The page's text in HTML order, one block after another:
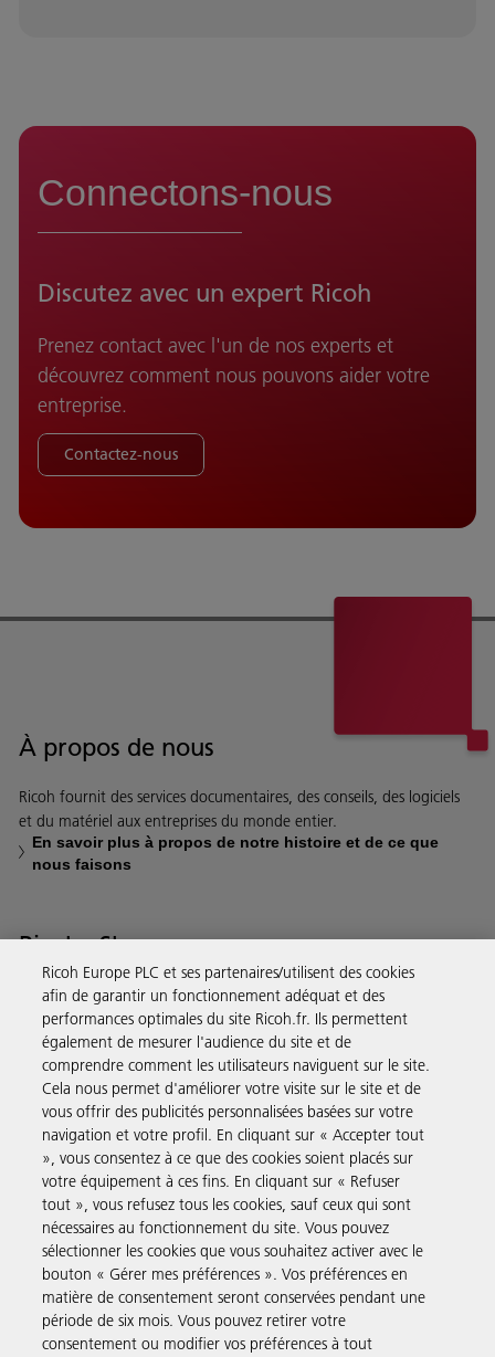
Connectons-nous
Discutez avec un expert Ricoh
Prenez contact avec l'un de nos experts et
découvrez comment nous pouvons aider votre
entreprise.
Contactez-nous
À propos de nous
Ricoh fournit des services documentaires, des conseils, des logiciels
et du matériel aux entreprises du monde entier.
En savoir plus à propos de notre histoire et de ce que
nous faisons
Ricoh eShop
Notre eShop a été pensé pour vous permettre de dépenser moins
de temps et d’argent. L’achat de produits à l’aide de votre compte
Ricoh est on ne peut plus rapide et simple.
En savoir plus
Solutions pour les entreprises
Produits et Services
Assistance & Contact
Ricoh Europe PLC et ses partenaires/utilisent des cookies
afin de garantir un fonctionnement adéquat et des
performances optimales du site Ricoh.fr. Ils permettent
également de mesurer l'audience du site et de
comprendre comment les utilisateurs naviguent sur le site.
Cela nous permet d'améliorer votre visite sur le site et de
vous offrir des publicités personnalisées basées sur votre
navigation et votre profil. En cliquant sur « Accepter tout
», vous consentez à ce que des cookies soient placés sur
votre équipement à ces fins. En cliquant sur « Refuser
tout », vous refusez tous les cookies, sauf ceux qui sont
nécessaires au fonctionnement du site. Vous pouvez
sélectionner les cookies que vous souhaitez activer avec le
bouton « Gérer mes préférences ». Vos préférences en
matière de consentement seront conservées pendant une
période de six mois. Vous pouvez retirer votre
consentement ou modifier vos préférences à tout